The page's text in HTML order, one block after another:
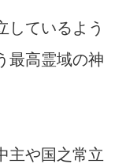
しているよう
最高霊域の神
主や国之常立